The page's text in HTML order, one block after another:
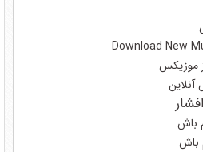
Download New
موزیکس
باش
باش